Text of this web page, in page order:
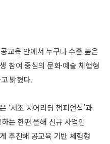
교육 안에서 누구나 수준 높은
참여 중심의 문화·예술 체험형
밝혔다.
‘서초 치어리딩 챔피언십’과
는 한편 올해 신규 사업인
추진해 공교육 기반 체험형